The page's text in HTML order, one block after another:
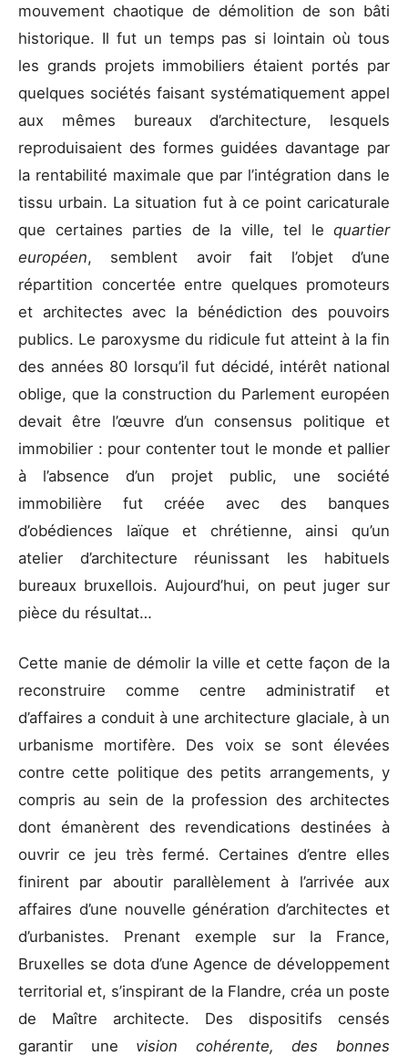
mouvement chaotique de démolition de son bâti
historique. Il fut un temps pas si lointain où tous
les grands projets immobiliers étaient portés par
quelques sociétés faisant systématiquement appel
aux mêmes bureaux d’architecture, lesquels
reproduisaient des formes guidées davantage par
la rentabilité maximale que par l’intégration dans le
tissu urbain. La situation fut à ce point caricaturale
que certaines parties de la ville, tel le quartier
européen, semblent avoir fait l’objet d’une
répartition concertée entre quelques promoteurs
et architectes avec la bénédiction des pouvoirs
publics. Le paroxysme du ridicule fut atteint à la fin
des années 80 lorsqu’il fut décidé, intérêt national
oblige, que la construction du Parlement européen
devait être l’œuvre d’un consensus politique et
immobilier : pour contenter tout le monde et pallier
à l’absence d’un projet public, une société
immobilière fut créée avec des banques
d’obédiences laïque et chrétienne, ainsi qu’un
atelier d’architecture réunissant les habituels
bureaux bruxellois. Aujourd’hui, on peut juger sur
pièce du résultat…
Cette manie de démolir la ville et cette façon de la
reconstruire comme centre administratif et
d’affaires a conduit à une architecture glaciale, à un
urbanisme mortifère. Des voix se sont élevées
contre cette politique des petits arrangements, y
compris au sein de la profession des architectes
dont émanèrent des revendications destinées à
ouvrir ce jeu très fermé. Certaines d’entre elles
finirent par aboutir parallèlement à l’arrivée aux
affaires d’une nouvelle génération d’architectes et
d’urbanistes. Prenant exemple sur la France,
Bruxelles se dota d’une Agence de développement
territorial et, s’inspirant de la Flandre, créa un poste
de Maître architecte. Des dispositifs censés
garantir une vision cohérente, des bonnes